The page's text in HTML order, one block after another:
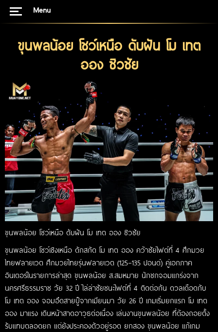
Menu
ขุนพลน้อย โชว์เหนือ ดับฝัน โม เทต
ออง ซิวชัย
ขุนพลน้อย โชว์เหนือ ดับฝัน โม เทต ออง ซิวชัย
ขุนพลน้อย โชว์เชิงเหนือ ดักสกัด โม เทต ออง คว้าชัยไฟต์ที่ 4 ศึกมวย
ไทยฟลายเวต ศึกมวยไทยรุ่นฟลายเวต (125–135 ปอนด์) คู่เอกภาค
อินเตอร์ในรายการล่าสุด ขุนพลน้อย ส.สมหมาย นักชกจอมแกร่งจาก
นครศรีธรรมราช วัย 32 ปี ไล่ล่าชัยชนะไฟต์ที่ 4 ติดต่อกัน ดวลเดือดกับ
โม เทต ออง จอมอึดสายบู๊จากเมียนมา วัย 26 ปี เกมเริ่มยกแรก โม เทต
ออง มาแรง เดินหน้าสาดอาวุธต่อเนื่อง เล่นงานขุนพลน้อย ที่ต้องถอยตั้ง
รับแทบตลอดยก แต่ยังประคองตัวอยู่รอด ยกสอง ขุนพลน้อย แก้เกม